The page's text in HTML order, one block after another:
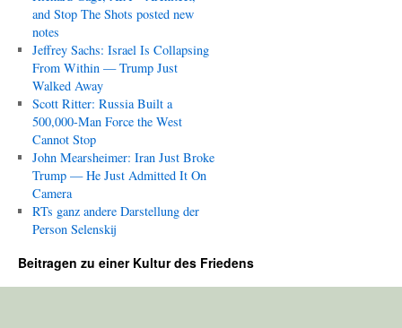
and Stop The Shots posted new
notes
Jeffrey Sachs: Israel Is Collapsing
From Within — Trump Just
Walked Away
Scott Ritter: Russia Built a
500,000-Man Force the West
Cannot Stop
John Mearsheimer: Iran Just Broke
Trump — He Just Admitted It On
Camera
RTs ganz andere Darstellung der
Person Selenskij
Beitragen zu einer Kultur des Friedens